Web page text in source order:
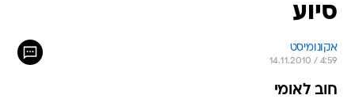
סיוע
אקונומיסט
14.11.2010 / 4:59
חוב לאומי